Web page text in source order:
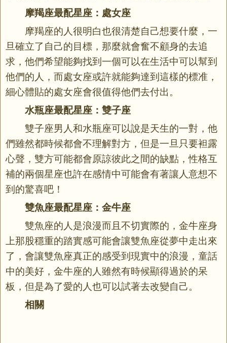
摩羯座最配星座：處女座
摩羯座的人很明白也很清楚自己想要什麼，一
旦確立了自己的目標，那麼就會奮不顧身的去追
求，他們希望能夠找到一個可以在生活中可以幫到
他們的人，而處女座或許就能夠達到這樣的標准，
細心體貼的處女座會很值得他們去付出。
水瓶座最配星座：雙子座
雙子座男人和水瓶座可以說是天生的一對，他
們雖然都時候都會不理解對方，但是一旦只要袒露
心聲，雙方可能都會原諒彼此之間的缺點，性格互
補的兩個星座也許在感情中可能會有著讓人意想不
到的驚喜吧！
雙魚座最配星座：金牛座
雙魚座的人是浪漫而且不切實際的，金牛座身
上那股穩重的踏實感可能會讓雙魚座從夢中走出來
了，會讓雙魚座真正的感受到現實中的浪漫，童話
中的美好，金牛座的人雖然有時候顯得過於的呆
板，但是為了愛的人也可以試著去改變自己。
相關